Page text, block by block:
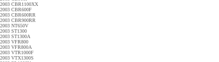
2003 CBR1100XX
2003 CBR600F
2003 CBR600RR
2003 CBR900RR
2003 NT650V
2003 ST1300
2003 ST1300A
2003 VFR800
2003 VFR800A
2003 VTR1000F
2003 VTX1300S